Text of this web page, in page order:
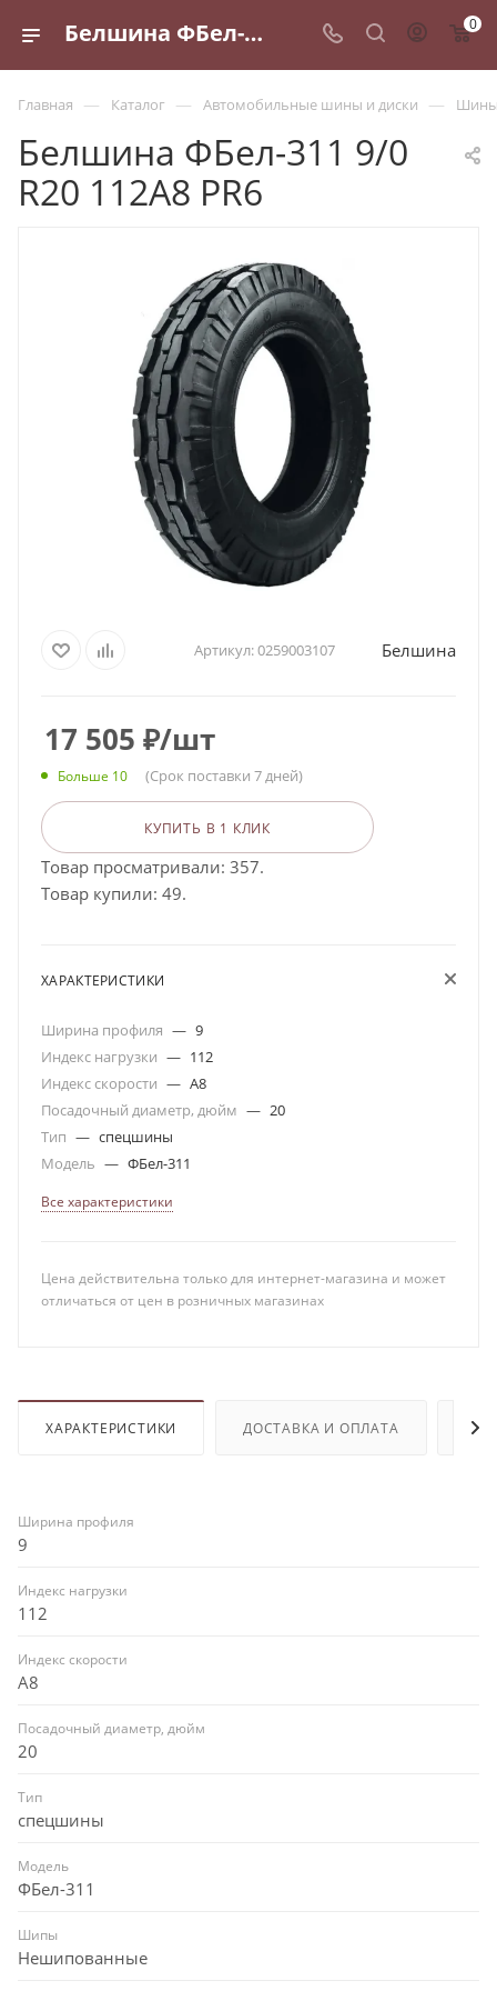
Белшина ФБел-311 9/0 R20 112A8 PR6 - купить в Санкт-Петербурге по выгодной цене 0
Главная — Каталог — Автомобильные шины и диски — Шины
Белшина ФБел-311 9/0
R20 112A8 PR6
Артикул:0259003107 Белшина
17 505 ₽/шт
Больше 10 (Срок поставки 7 дней)
КУПИТЬ В 1 КЛИК
Товар просматривали: 357.
Товар купили: 49.
ХАРАКТЕРИСТИКИ
Ширина профиля — 9
Индекс нагрузки — 112
Индекс скорости — A8
Посадочный диаметр, дюйм — 20
Тип — спецшины
Модель — ФБел-311
Все характеристики
Цена действительна только для интернет-магазина и может
отличаться от цен в розничных магазинах
ХАРАКТЕРИСТИКИ ДОСТАВКА И ОПЛАТА
Ширина профиля
9
Индекс нагрузки
112
Индекс скорости
A8
Посадочный диаметр, дюйм
20
Тип
спецшины
Модель
ФБел-311
Шипы
Нешипованные